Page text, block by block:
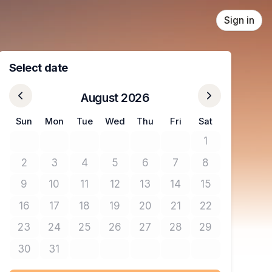
Sign in
Select date
August 2026
Sun Mon Tue Wed Thu Fri Sat
1No tickets
2No tickets available
3No tickets available
4No tickets available
5No tickets available
6No tickets available
7No tickets available
8No tickets
9No tickets available
10No tickets available
11No tickets available
12No tickets available
13No tickets available
14No tickets available
15No tickets
16No tickets available
17No tickets available
18No tickets available
19No tickets available
20No tickets available
21No tickets available
22No tickets
23No tickets available
24No tickets available
25No tickets available
26No tickets available
27No tickets available
28No tickets available
29No tickets
30No tickets available
31No tickets available